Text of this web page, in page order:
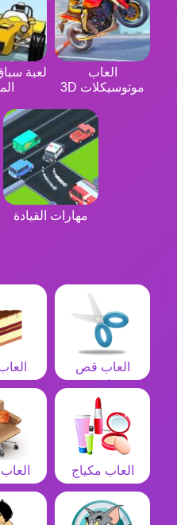
العاب
موتوسيكلات 3D
لعبة
مهارات القيادة
العاب قص
شعر
العاب مكياج